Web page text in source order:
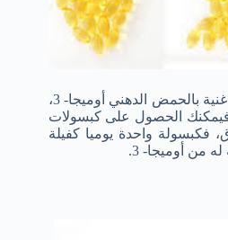
إن الأسماك كالسلمون والتونة غنية بالحمض الدهني أوميجا- 3،
الحصول على كبسولات
فكبسولة واحدة يوميا كفيلة
من أوميجا- 3.